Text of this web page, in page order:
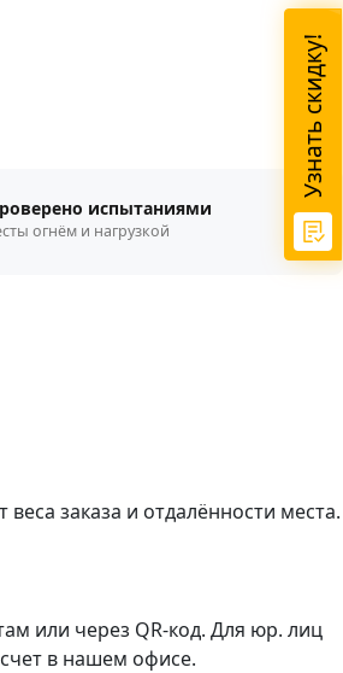
испытаниями
огнём и нагрузкой
заказа и отдалённости места.
или через QR-код. Для юр. лиц
в нашем офисе.
Узнать скидку!